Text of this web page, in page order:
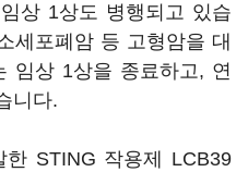
상 1상도 병행되고 있습
세포폐암 등 고형암을 대
임상 1상을 종료하고, 연
니다.
한 STING 작용제 LCB39